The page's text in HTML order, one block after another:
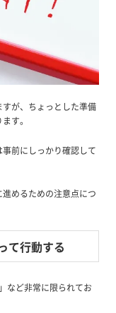
が、ちょっとした準備
す。
前にしっかり確認して
めるための注意点につ
て行動する
など非常に限られてお